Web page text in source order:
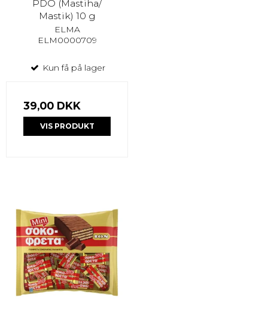
PDO (Mastiha/
Mastik) 10 g
ELMA
ELM0000709
Kun få på lager
39,00 DKK
VIS PRODUKT